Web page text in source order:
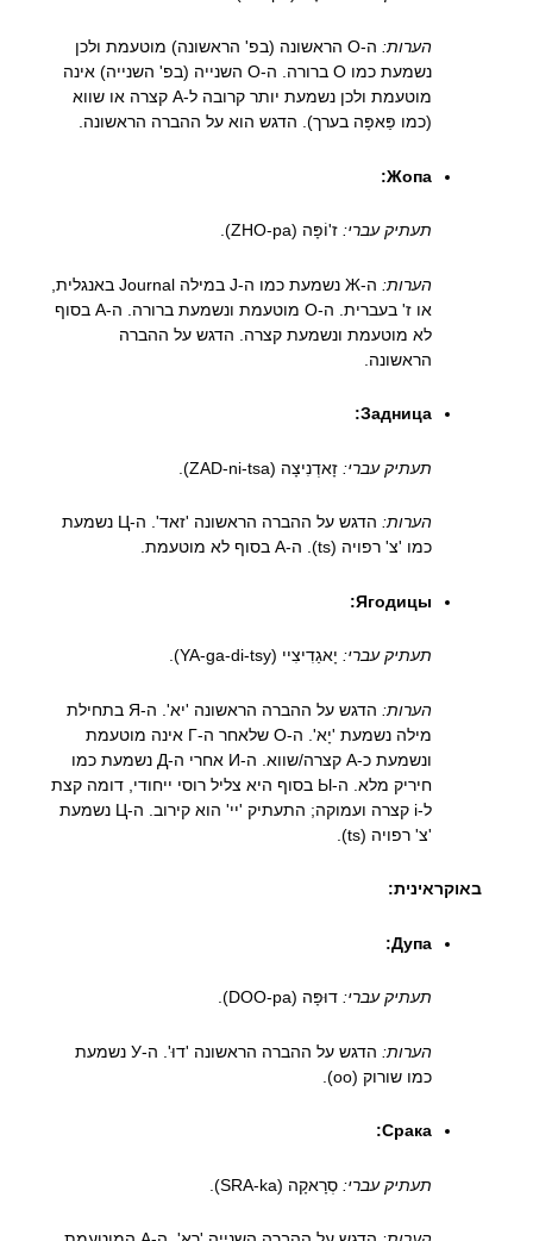
הערות:
ה-О הראשונה (בפ' הראשונה) מוטעמת ולכן
נשמעת כמו O ברורה. ה-О השנייה (בפ' השנייה) אינה
מוטעמת ולכן נשמעת יותר קרובה ל-A קצרה או שווא
(כמו פַּאפָּה בערך). הדגש הוא על ההברה הראשונה.
Жопа:
תעתיק עברי:ז'וֹפָּה (ZHO-pa).
הערות:
ה-Ж נשמעת כמו ה-J במילה Journal באנגלית,
או ז' בעברית. ה-О מוטעמת ונשמעת ברורה. ה-А בסוף
לא מוטעמת ונשמעת קצרה. הדגש על ההברה
הראשונה.
Задница:
תעתיק עברי: זָאדְנִיצָה (ZAD-ni-tsa).
הערות:
הדגש על ההברה הראשונה 'זאד'. ה-Ц נשמעת
כמו 'צ' רפויה (ts). ה-А בסוף לא מוטעמת.
Ягодицы:
תעתיק עברי:יָאגַדִיצִיי (YA-ga-di-tsy).
הערות:
הדגש על ההברה הראשונה 'יא'. ה-Я בתחילת
מילה נשמעת 'יָא'. ה-О שלאחר ה-Г אינה מוטעמת
ונשמעת כ-A קצרה/שווא. ה-И אחרי ה-Д נשמעת כמו
חיריק מלא. ה-Ы בסוף היא צליל רוסי ייחודי, דומה קצת
ל-i קצרה ועמוקה; התעתיק 'יי' הוא קירוב. ה-Ц נשמעת
'צ' רפויה (ts).
באוקראינית:
Дупа:
תעתיק עברי:דוּפָּה (DOO-pa).
הערות:
הדגש על ההברה הראשונה 'דוּ'. ה-У נשמעת
כמו שורוק (oo).
Срака:
תעתיק עברי: סְרָאקָה (SRA-ka).